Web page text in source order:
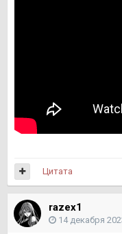
Цитата
razex1
14 декабря